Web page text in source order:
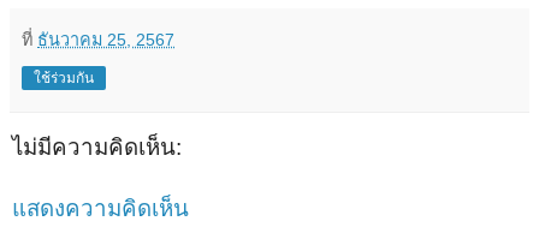
ที่ ธันวาคม 25, 2567
ใช้ร่วมกัน
ไม่มีความคิดเห็น:
แสดงความคิดเห็น